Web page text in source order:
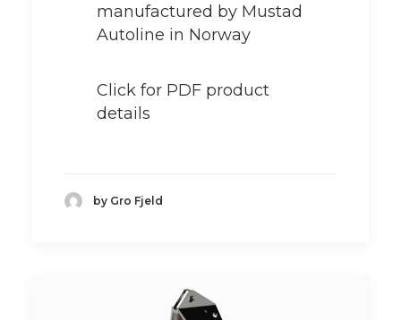
manufactured by Mustad
Autoline in Norway
Click for PDF product
details
by Gro Fjeld